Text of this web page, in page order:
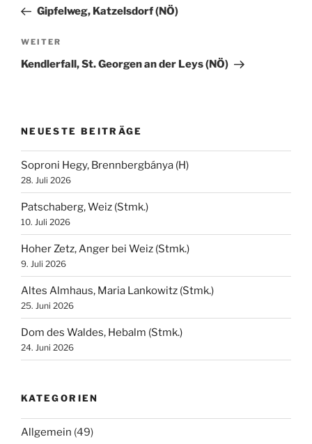
Beitrag
Gipfelweg, Katzelsdorf (NÖ)
Nächster
Beitrag
WEITER
Kendlerfall, St. Georgen an der Leys (NÖ)
NEUESTE BEITRÄGE
Soproni Hegy, Brennbergbánya (H)
28. Juli 2026
Patschaberg, Weiz (Stmk.)
10. Juli 2026
Hoher Zetz, Anger bei Weiz (Stmk.)
9. Juli 2026
Altes Almhaus, Maria Lankowitz (Stmk.)
25. Juni 2026
Dom des Waldes, Hebalm (Stmk.)
24. Juni 2026
KATEGORIEN
Allgemein (49)